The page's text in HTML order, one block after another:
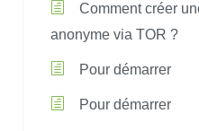
Comment créer
anonyme via TOR ?
Pour démarrer
Pour démarrer